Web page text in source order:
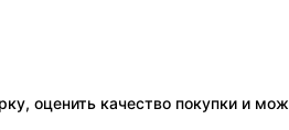
оценить качество покупки и